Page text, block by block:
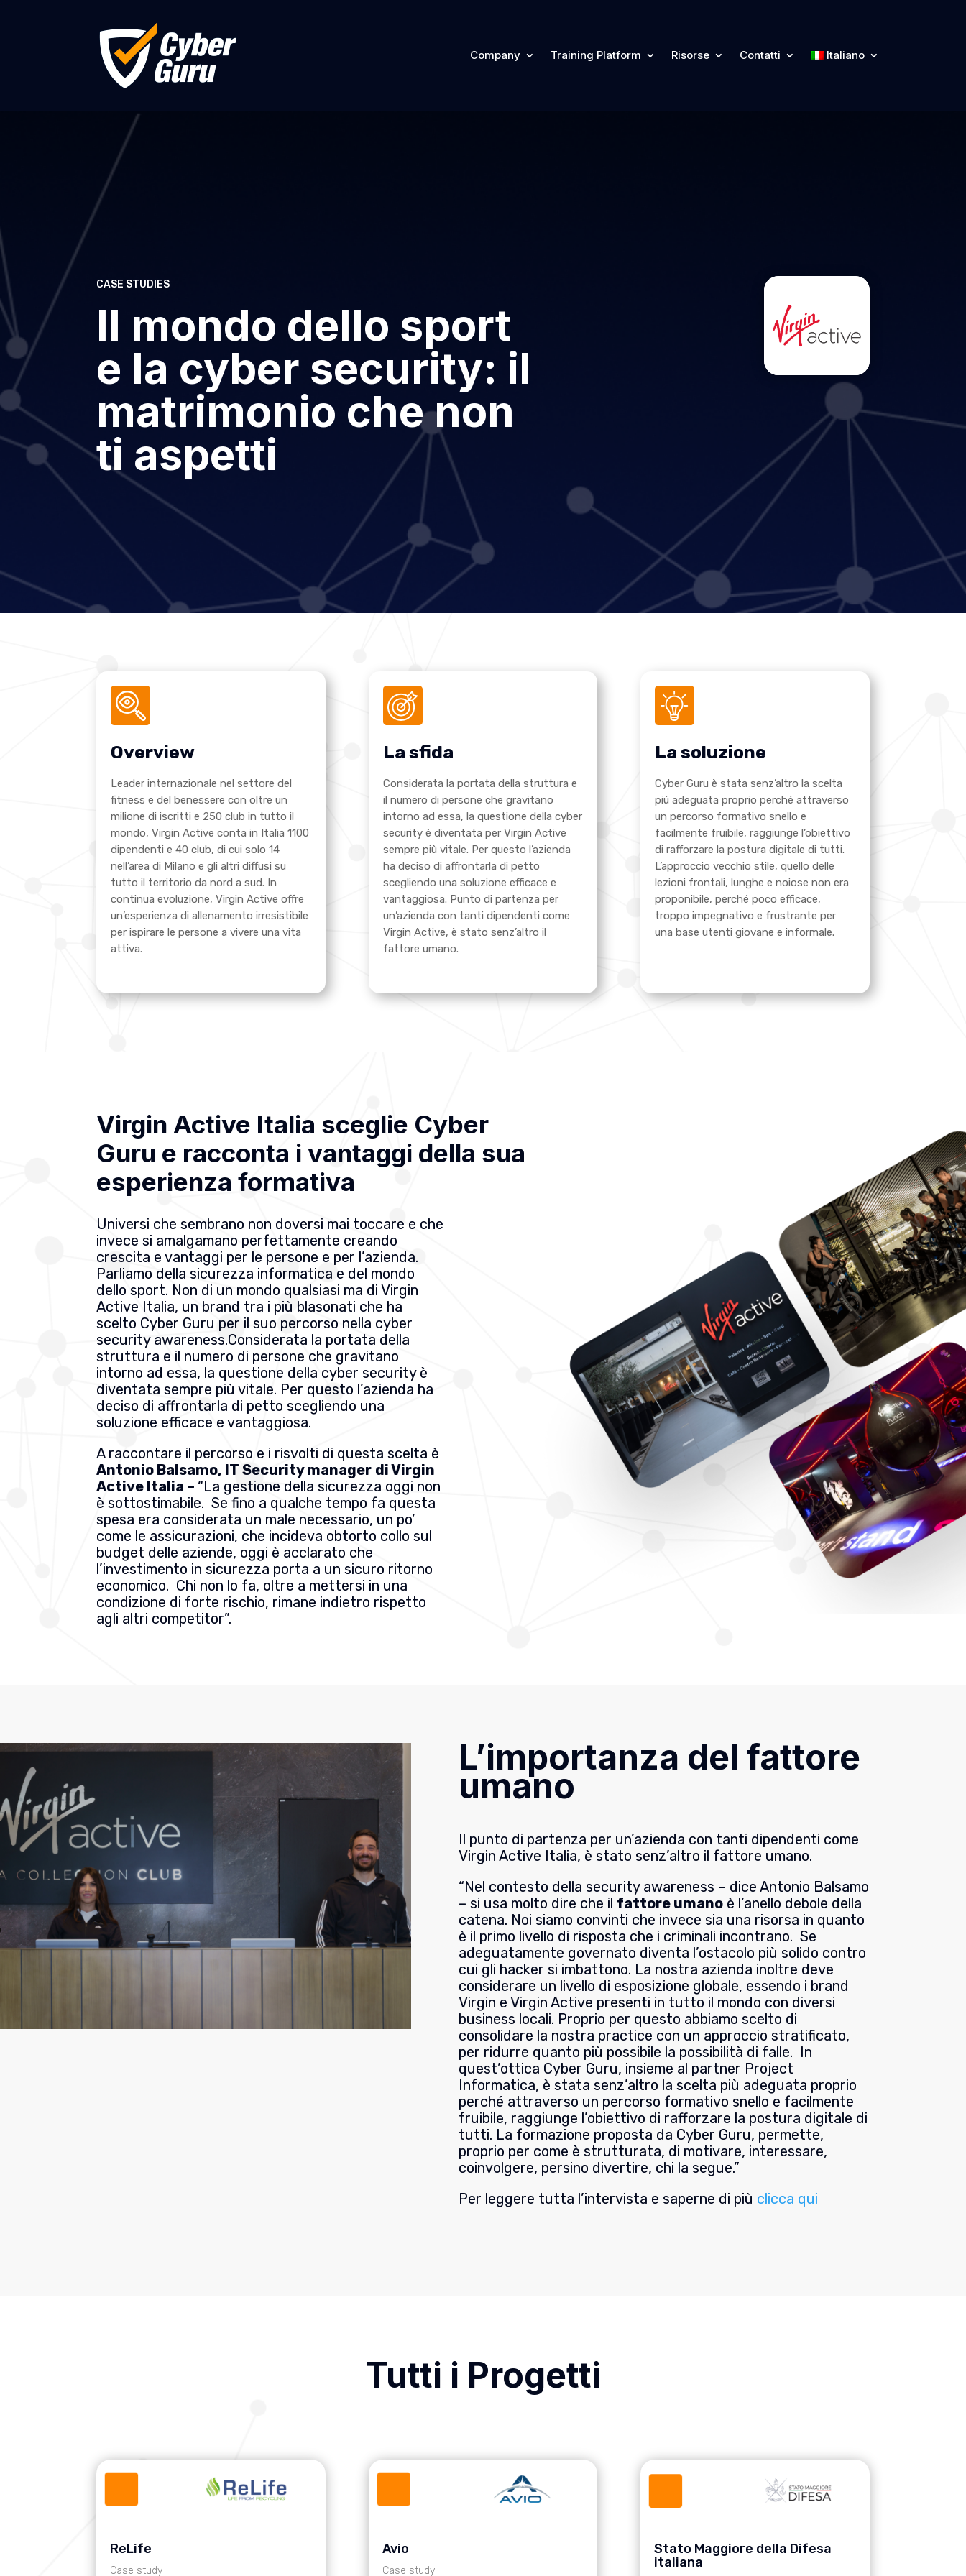
Company Training Platform Risorse Contatti Italiano
CASE STUDIES
Il mondo dello sport
e la cyber security: il
matrimonio che non
ti aspetti
Overview
Leader internazionale nel settore del
fitness e del benessere con oltre un
milione di iscritti e 250 club in tutto il
mondo, Virgin Active conta in Italia 1100
dipendenti e 40 club, di cui solo 14
nell’area di Milano e gli altri diffusi su
tutto il territorio da nord a sud. In
continua evoluzione, Virgin Active offre
un’esperienza di allenamento irresistibile
per ispirare le persone a vivere una vita
attiva.
La sfida
Considerata la portata della struttura e
il numero di persone che gravitano
intorno ad essa, la questione della cyber
security è diventata per Virgin Active
sempre più vitale. Per questo l’azienda
ha deciso di affrontarla di petto
scegliendo una soluzione efficace e
vantaggiosa. Punto di partenza per
un’azienda con tanti dipendenti come
Virgin Active, è stato senz’altro il
fattore umano.
La soluzione
Cyber Guru è stata senz’altro la scelta
più adeguata proprio perché attraverso
un percorso formativo snello e
facilmente fruibile, raggiunge l’obiettivo
di rafforzare la postura digitale di tutti.
L’approccio vecchio stile, quello delle
lezioni frontali, lunghe e noiose non era
proponibile, perché poco efficace,
troppo impegnativo e frustrante per
una base utenti giovane e informale.
Virgin Active Italia sceglie Cyber
Guru e racconta i vantaggi della sua
esperienza formativa
Universi che sembrano non doversi mai toccare e che
invece si amalgamano perfettamente creando
crescita e vantaggi per le persone e per l’azienda.
Parliamo della sicurezza informatica e del mondo
dello sport. Non di un mondo qualsiasi ma di Virgin
Active Italia, un brand tra i più blasonati che ha
scelto Cyber Guru per il suo percorso nella cyber
security awareness.Considerata la portata della
struttura e il numero di persone che gravitano
intorno ad essa, la questione della cyber security è
diventata sempre più vitale. Per questo l’azienda ha
deciso di affrontarla di petto scegliendo una
soluzione efficace e vantaggiosa.
A raccontare il percorso e i risvolti di questa scelta è
Antonio Balsamo, IT Security manager di Virgin
Active Italia – “La gestione della sicurezza oggi non
è sottostimabile. Se fino a qualche tempo fa questa
spesa era considerata un male necessario, un po’
come le assicurazioni, che incideva obtorto collo sul
budget delle aziende, oggi è acclarato che
l’investimento in sicurezza porta a un sicuro ritorno
economico. Chi non lo fa, oltre a mettersi in una
condizione di forte rischio, rimane indietro rispetto
agli altri competitor”.
L’importanza del fattore
umano
Il punto di partenza per un’azienda con tanti dipendenti come
Virgin Active Italia, è stato senz’altro il fattore umano.
“Nel contesto della security awareness – dice Antonio Balsamo
– si usa molto dire che il fattore umano è l’anello debole della
catena. Noi siamo convinti che invece sia una risorsa in quanto
è il primo livello di risposta che i criminali incontrano. Se
adeguatamente governato diventa l’ostacolo più solido contro
cui gli hacker si imbattono. La nostra azienda inoltre deve
considerare un livello di esposizione globale, essendo i brand
Virgin e Virgin Active presenti in tutto il mondo con diversi
business locali. Proprio per questo abbiamo scelto di
consolidare la nostra practice con un approccio stratificato,
per ridurre quanto più possibile la possibilità di falle. In
quest’ottica Cyber Guru, insieme al partner Project
Informatica, è stata senz’altro la scelta più adeguata proprio
perché attraverso un percorso formativo snello e facilmente
fruibile, raggiunge l’obiettivo di rafforzare la postura digitale di
tutti. La formazione proposta da Cyber Guru, permette,
proprio per come è strutturata, di motivare, interessare,
coinvolgere, persino divertire, chi la segue.”
Per leggere tutta l’intervista e saperne di più clicca qui
Tutti i Progetti
ReLife
Case study
Avio
Case study
Stato Maggiore della Difesa
italiana